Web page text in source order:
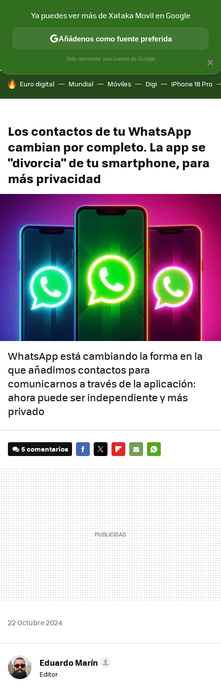
CONECTIVIDAD MÓVIL Y SOCIEDAD APLICACIONES
HOY SE HABLA DE
Euro digital Mundial Móviles Digi iPhone 18 Pro
Los contactos de tu WhatsApp
cambian por completo. La app se
"divorcia" de tu smartphone, para
más privacidad
WhatsApp está cambiando la forma en la
que añadimos contactos para
comunicarnos a través de la aplicación:
ahora puede ser independiente y más
privado
5 comentarios
MAIL
22 Octubre 2024
Eduardo Marín
Editor
×
Ya puedes ver más de Xataka Movil en Google
Añádenos como fuente preferida
Solo necesitas una cuenta de Google